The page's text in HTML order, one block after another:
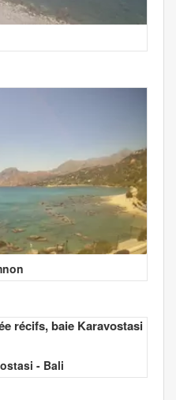
- Bali